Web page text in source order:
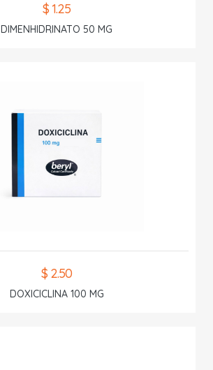
$ 1.25
DIMENHIDRINATO 50 MG
$ 2.50
DOXICICLINA 100 MG